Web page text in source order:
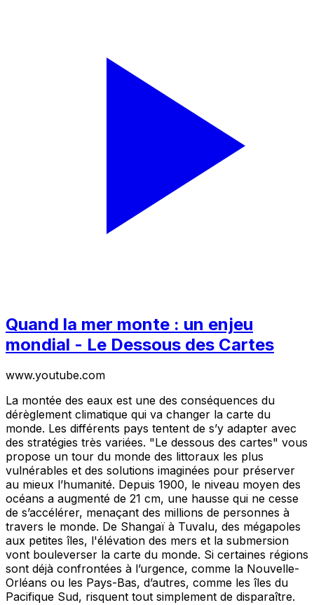
Quand la mer monte : un enjeu
mondial - Le Dessous des Cartes
www.youtube.com
La montée des eaux est une des conséquences du
dérèglement climatique qui va changer la carte du
monde. Les différents pays tentent de s’y adapter avec
des stratégies très variées. "Le dessous des cartes" vous
propose un tour du monde des littoraux les plus
vulnérables et des solutions imaginées pour préserver
au mieux l’humanité. Depuis 1900, le niveau moyen des
océans a augmenté de 21 cm, une hausse qui ne cesse
de s’accélérer, menaçant des millions de personnes à
travers le monde. De Shangaï à Tuvalu, des mégapoles
aux petites îles, l'élévation des mers et la submersion
vont bouleverser la carte du monde. Si certaines régions
sont déjà confrontées à l’urgence, comme la Nouvelle-
Orléans ou les Pays-Bas, d’autres, comme les îles du
Pacifique Sud, risquent tout simplement de disparaître.